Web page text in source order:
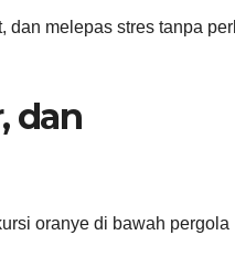
dan melepas stres tanpa
dan